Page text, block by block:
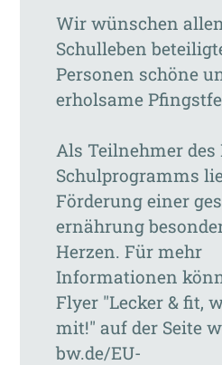
Wir wünschen
Schulleben
Personen schöne
erholsame
Als Teilnehmer des
Schulprogramms
Förderung einer
ernährung
Herzen. Für mehr
Informationen
Flyer "Lecker & fit,
mit!" auf der Seite
bw.de/EU-